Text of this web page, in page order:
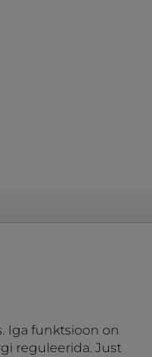
Iga funktsioon on
reguleerida. Just